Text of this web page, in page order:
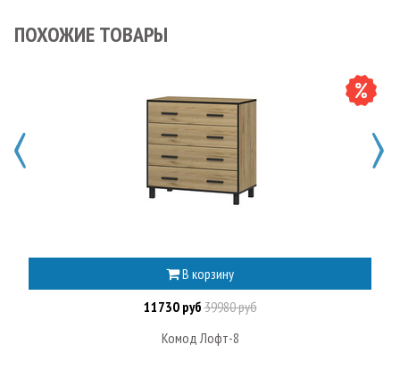
ПОХОЖИЕ ТОВАРЫ
В корзину
11730 руб39980 руб
Комод Лофт-8